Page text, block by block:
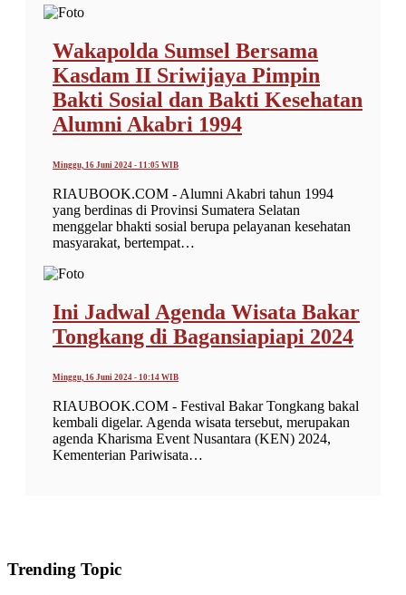
Wakapolda Sumsel Bersama
Kasdam II Sriwijaya Pimpin
Bakti Sosial dan Bakti Kesehatan
Alumni Akabri 1994
Minggu, 16 Juni 2024 - 11:05 WIB
RIAUBOOK.COM - Alumni Akabri tahun 1994
yang berdinas di Provinsi Sumatera Selatan
menggelar bhakti sosial berupa pelayanan kesehatan
masyarakat, bertempat…
Ini Jadwal Agenda Wisata Bakar
Tongkang di Bagansiapiapi 2024
Minggu, 16 Juni 2024 - 10:14 WIB
RIAUBOOK.COM - Festival Bakar Tongkang bakal
kembali digelar. Agenda wisata tersebut, merupakan
agenda Kharisma Event Nusantara (KEN) 2024,
Kementerian Pariwisata…
Trending Topic